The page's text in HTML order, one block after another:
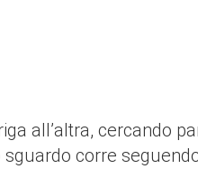
all’altra, cercando
corre seguendo